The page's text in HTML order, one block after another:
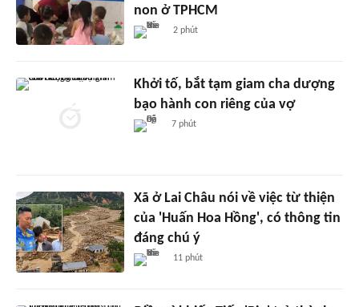
non ở TPHCM
2 phút
Khởi tố, bắt tạm giam cha dượng
bạo hành con riêng của vợ
7 phút
Xã ở Lai Châu nói về việc từ thiện
của 'Huấn Hoa Hồng', có thông tin
đáng chú ý
11 phút